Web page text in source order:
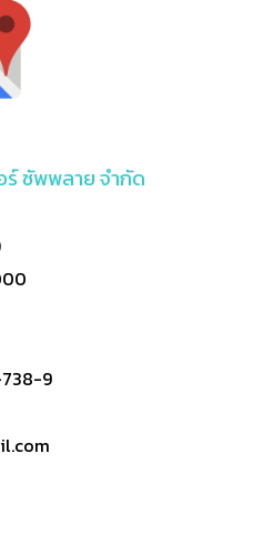
ร์ ซัพพลาย จำกัด
9